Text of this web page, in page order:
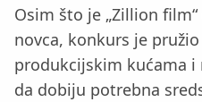
Osim što je „Zillion
novca, konkurs je
produkcijskim kućama
da dobiju potrebna